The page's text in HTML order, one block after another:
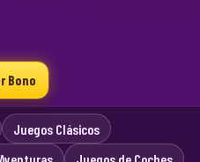
Bono
Juegos Clásicos
Juegos de Coches